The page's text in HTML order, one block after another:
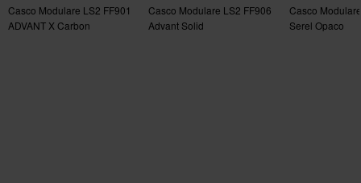
Peso casco
Casco Modulare LS2 FF901
ADVANT X Carbon
Casco Modulare LS2 FF906
Advant Solid
Casco
Serel Opaco